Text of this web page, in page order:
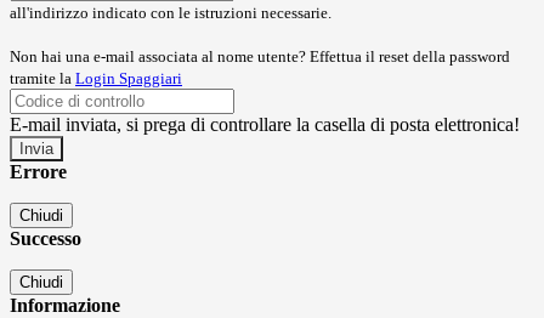
all'indirizzo indicato con le istruzioni necessarie.
Non hai una e-mail associata al nome utente? Effettua il reset della password
tramite la Login Spaggiari
E-mail inviata, si prega di controllare la casella di posta elettronica!
Errore
Chiudi
Successo
Chiudi
Informazione